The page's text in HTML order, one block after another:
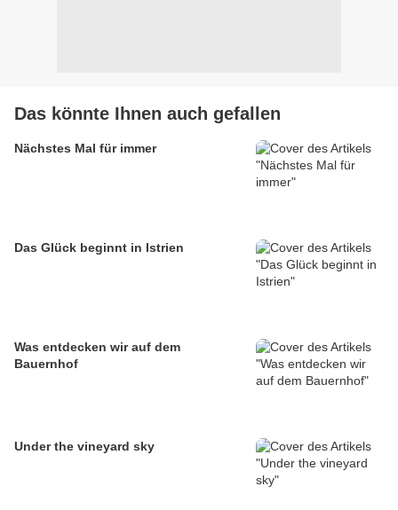
Das könnte Ihnen auch gefallen
Nächstes Mal für immer
Das Glück beginnt in Istrien
Was entdecken wir auf dem
Bauernhof
Under the vineyard sky